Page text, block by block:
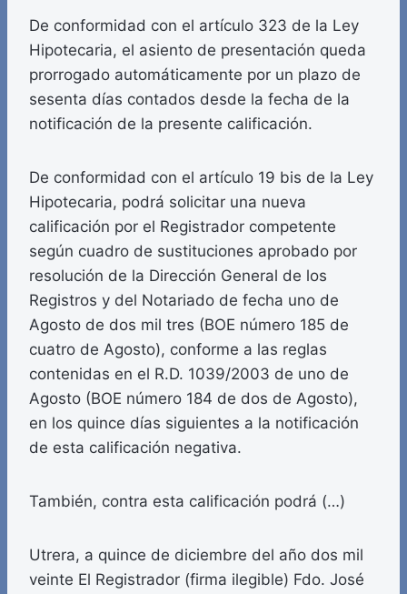
De conformidad con el artículo 323 de la Ley
Hipotecaria, el asiento de presentación queda
prorrogado automáticamente por un plazo de
sesenta días contados desde la fecha de la
notificación de la presente calificación.
De conformidad con el artículo 19 bis de la Ley
Hipotecaria, podrá solicitar una nueva
calificación por el Registrador competente
según cuadro de sustituciones aprobado por
resolución de la Dirección General de los
Registros y del Notariado de fecha uno de
Agosto de dos mil tres (BOE número 185 de
cuatro de Agosto), conforme a las reglas
contenidas en el R.D. 1039/2003 de uno de
Agosto (BOE número 184 de dos de Agosto),
en los quince días siguientes a la notificación
de esta calificación negativa.
También, contra esta calificación podrá (…)
Utrera, a quince de diciembre del año dos mil
veinte El Registrador (firma ilegible) Fdo. José